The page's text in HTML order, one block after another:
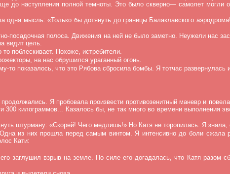
до наступления полной темноты. Это было скверно— самолет могли
мысль: «Только бы дотянуть до границы Балаклавского
посадочная полоса. Движения на ней не было заметно. Неужели нас
видит цель.
поблескивает. Похоже, истребители.
на нас обрушился ураганный огонь.
то показалось, что это Рябова сбросила бомбы. Я тотчас развернулась
Я пробовала произвести противозенитный маневр и
300 килограммов... Казалось бы, не так много во времени выполнения
штурману: «Скорей! Чего медлишь!» Но Катя не торопилась. Я знала,
из них прошла перед самым винтом. Я интенсивно до боли сжала
Кати:
заглушил взрыв на земле. По силе его догадалась, что Катя разом